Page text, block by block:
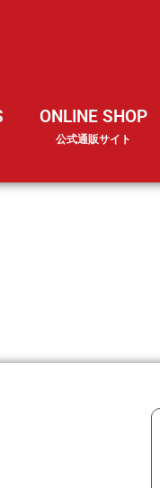
ONLINE SHOP
公式通販サイト